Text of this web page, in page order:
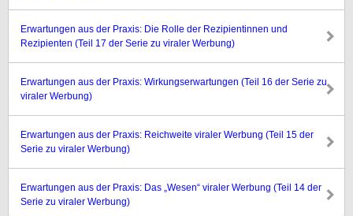
Erwartungen aus der Praxis: Die Rolle der Rezipientinnen und
Rezipienten (Teil 17 der Serie zu viraler Werbung)
Erwartungen aus der Praxis: Wirkungserwartungen (Teil 16 der Serie zu
viraler Werbung)
Erwartungen aus der Praxis: Reichweite viraler Werbung (Teil 15 der
Serie zu viraler Werbung)
Erwartungen aus der Praxis: Das „Wesen“ viraler Werbung (Teil 14 der
Serie zu viraler Werbung)